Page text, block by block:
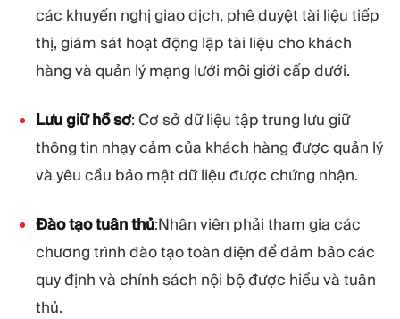
các khuyến nghị giao dịch, phê duyệt tài liệu tiếp
thị, giám sát hoạt động lập tài liệu cho khách
hàng và quản lý mạng lưới môi giới cấp dưới.
Lưu giữ hồ sơ: Cơ sở dữ liệu tập trung lưu giữ
thông tin nhạy cảm của khách hàng được quản lý
và yêu cầu bảo mật dữ liệu được chứng nhận.
Đào tạo tuân thủ:Nhân viên phải tham gia các
chương trình đào tạo toàn diện để đảm bảo các
quy định và chính sách nội bộ được hiểu và tuân
thủ.